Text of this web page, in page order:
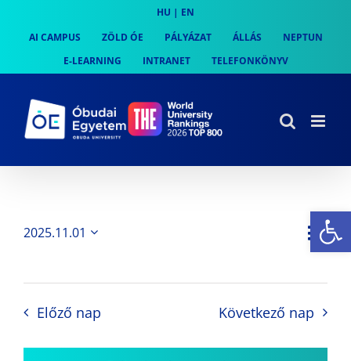
content
HU | EN
AI CAMPUS
ZÖLD ÓE PÁLYÁZAT ÁLLÁS
NEPTUN
E-LEARNING
INTRANET TELEFONKÖNYV
Nap
2025.11.01
Előző nap Következő nap